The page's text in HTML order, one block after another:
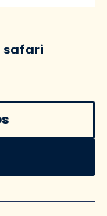
safari